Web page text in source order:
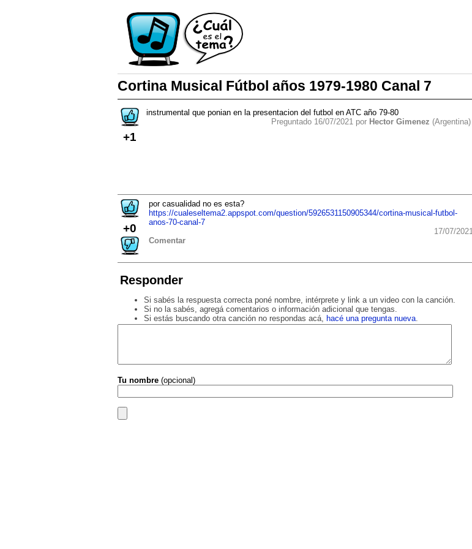
Cortina Musical Fútbol años 1979-1980 Canal 7
+1
instrumental que ponian en la presentacion del futbol en ATC año 79-80
Preguntado 16/07/2021 por Hector Gimenez (Argentina)
+0
por casualidad no es esta?
https://cualeseltema2.appspot.com/question/5926531150905344/cortina-musical-futbol-
anos-70-canal-7
17/07/2021
Comentar
Responder
Si sabés la respuesta correcta poné nombre, intérprete y link a un video con la canción.
Si no la sabés, agregá comentarios o información adicional que tengas.
Si estás buscando otra canción no respondas acá,
hacé una pregunta nueva.
Tu nombre (opcional)